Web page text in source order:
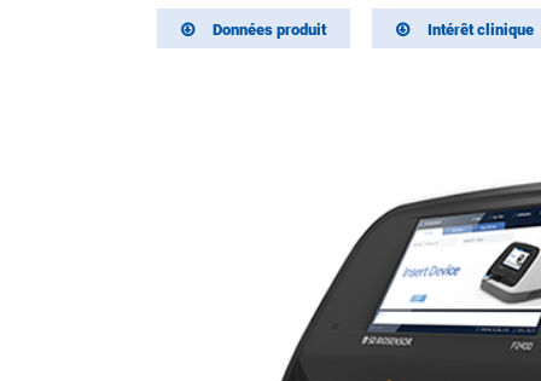
Données produit Intérêt clinique